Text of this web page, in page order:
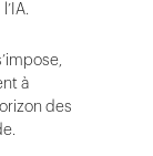
à
des